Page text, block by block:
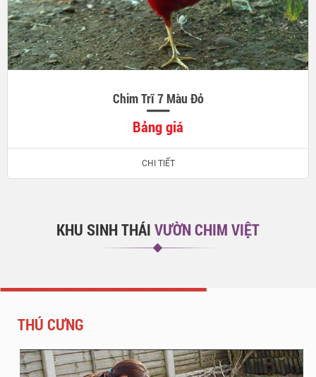
Chim Trĩ 7 Màu Đỏ
Bảng giá
CHI TIẾT
KHU SINH THÁI VƯỜN CHIM VIỆT
THÚ CƯNG